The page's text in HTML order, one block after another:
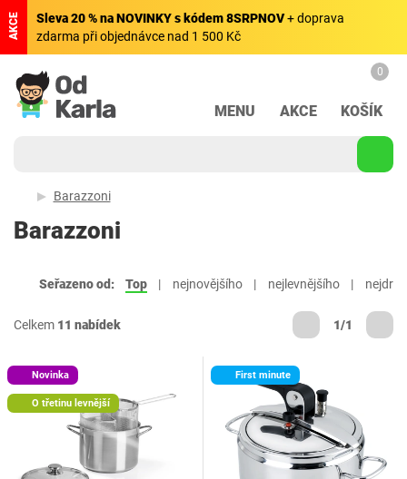
AKCE Sleva 20 % na NOVINKY s kódem 8SRPNOV+ doprava
zdarma při objednávce nad 1 500 Kč
MENU AKCE
0
KOŠÍK
Barazzoni
Barazzoni
Seřazeno od: Top nejnovějšího nejlevnějšího
Celkem 11 nabídek 1/1
Novinka
O třetinu levnější
First minute